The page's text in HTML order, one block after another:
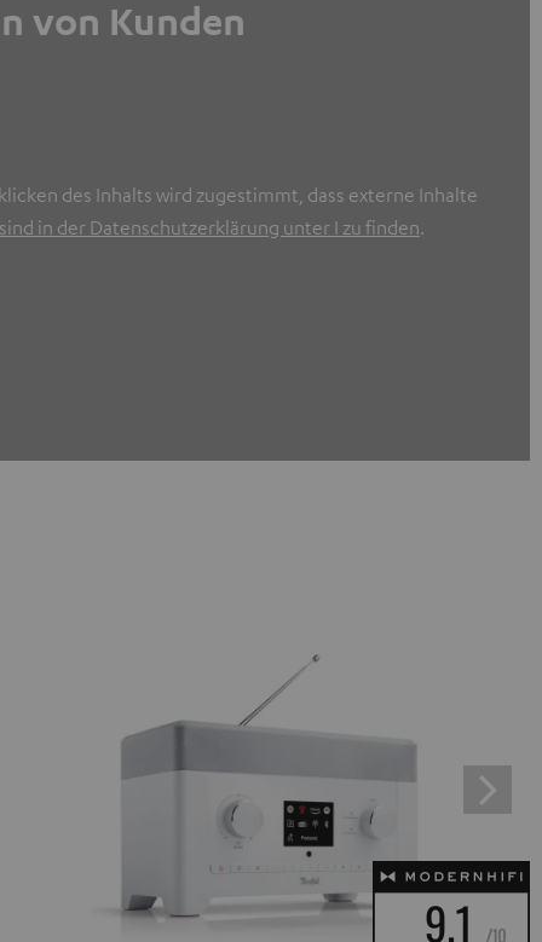
von Kunden
des Inhalts wird zugestimmt, dass externe Inhalte
in der Datenschutzerklärung unter I zu finden.